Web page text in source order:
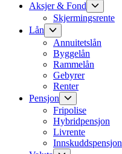
Aksjer & Fond
sub
menu
Skjermingsrente
Lån
Show
sub
menu
Annuitetslån
Byggelån
Rammelån
Gebyrer
Renter
Pensjon
sub
menu
Fripolise
Hybridpensjon
Livrente
Innskuddspensjon